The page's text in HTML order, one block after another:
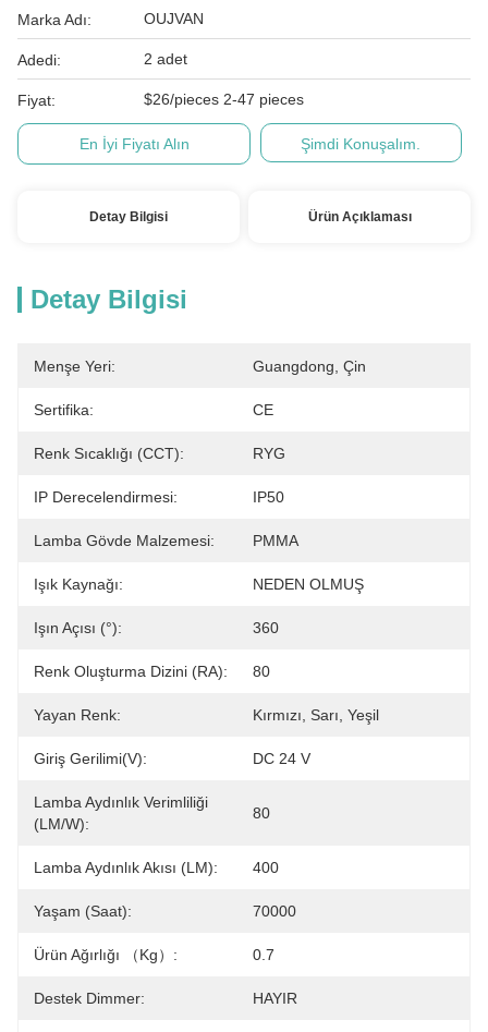
Marka Adı: OUJVAN
Adedi: 2 adet
Fiyat: $26/pieces 2-47 pieces
En İyi Fiyatı Alın Şimdi Konuşalım.
Detay Bilgisi Ürün Açıklaması
Detay Bilgisi
Menşe Yeri: Guangdong, Çin
Sertifika: CE
Renk Sıcaklığı (CCT): RYG
IP Derecelendirmesi: IP50
Lamba Gövde Malzemesi: PMMA
Işık Kaynağı: NEDEN OLMUŞ
Işın Açısı (°): 360
Renk Oluşturma Dizini (RA): 80
Yayan Renk: Kırmızı, Sarı, Yeşil
Giriş Gerilimi(V): DC 24 V
Lamba Aydınlık Verimliliği
(LM/W):
80
Lamba Aydınlık Akısı (LM): 400
Yaşam (saat): 70000
Ürün Ağırlığı （kg）: 0.7
Destek Dimmer: HAYIR